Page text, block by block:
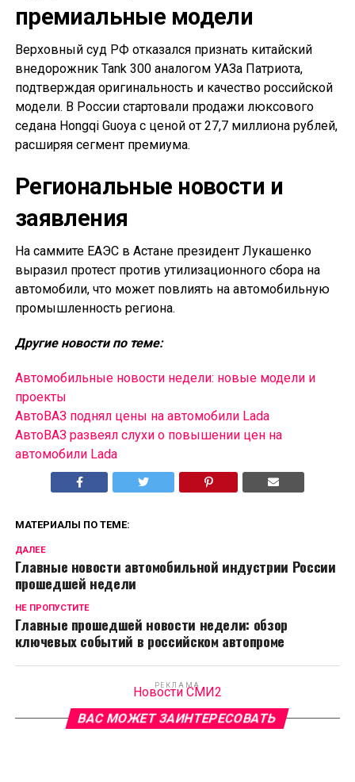
премиальные модели
Верховный суд РФ отказался признать китайский
внедорожник Tank 300 аналогом УАЗа Патриота,
подтверждая оригинальность и качество российской
модели. В России стартовали продажи люксового
седана Hongqi Guoya с ценой от 27,7 миллиона рублей,
расширяя сегмент премиума.
Региональные новости и
заявления
На саммите ЕАЭС в Астане президент Лукашенко
выразил протест против утилизационного сбора на
автомобили, что может повлиять на автомобильную
промышленность региона.
Другие новости по теме:
Автомобильные новости недели: новые модели и
проекты
АвтоВАЗ поднял цены на автомобили Lada
АвтоВАЗ развеял слухи о повышении цен на
автомобили Lada
МАТЕРИАЛЫ ПО ТЕМЕ:
ДАЛЕЕ
Главные новости автомобильной индустрии России
прошедшей недели
НЕ ПРОПУСТИТЕ
Главные прошедшей новости недели: обзор
ключевых событий в российском автопроме
РЕКЛАМА
Новости СМИ2
ВАС МОЖЕТ ЗАИНТЕРЕСОВАТЬ